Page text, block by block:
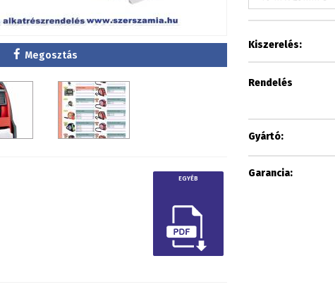
Megosztás
EGYÉB
Kiszerelés:
Rendelés
Gyártó:
Garancia: